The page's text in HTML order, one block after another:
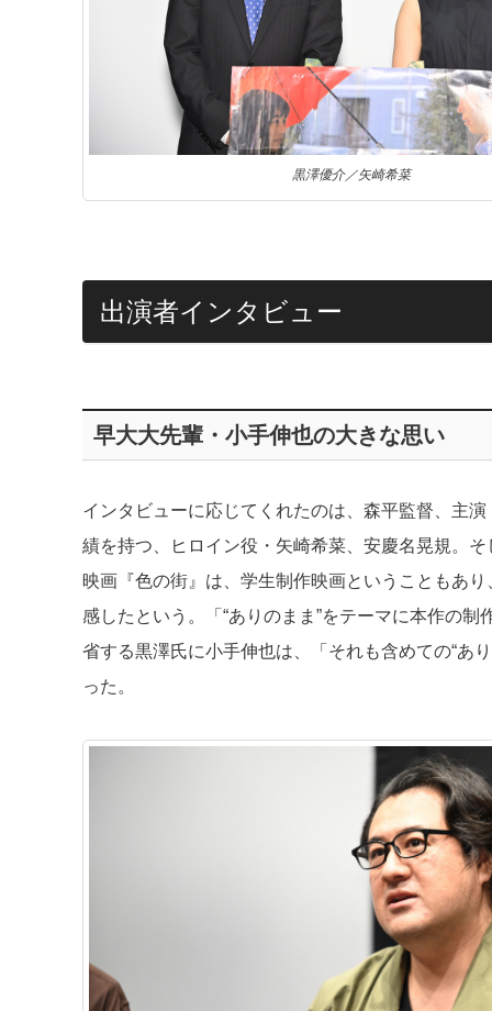
黒澤優介／矢崎希菜
出演者インタビュー
早大大先輩・小手伸也の大きな思い
インタビューに応じてくれたのは、森平監督、主
績を持つ、ヒロイン役・矢崎希菜、安慶名晃規。そ
映画『色の街』は、学生制作映画ということもあ
感したという。「“ありのまま”をテーマに本作の
省する黒澤氏に小手伸也は、「それも含めての“あ
った。